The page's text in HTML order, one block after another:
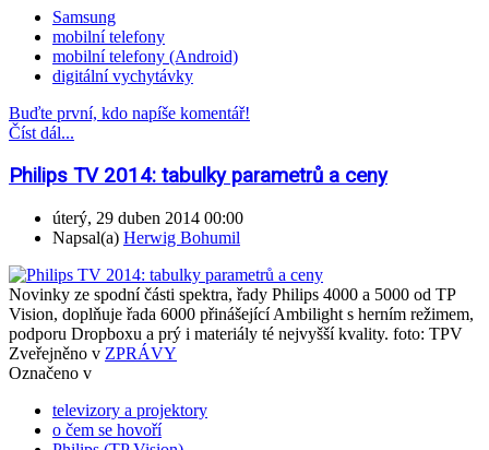
Samsung
mobilní telefony
mobilní telefony (Android)
digitální vychytávky
Buďte první, kdo napíše komentář!
Číst dál...
Philips TV 2014: tabulky parametrů a ceny
úterý, 29 duben 2014 00:00
Napsal(a) Herwig Bohumil
Novinky ze spodní části spektra, řady Philips 4000 a 5000 od TP
Vision, doplňuje řada 6000 přinášející Ambilight s herním režimem,
podporu Dropboxu a prý i materiály té nejvyšší kvality. foto: TPV
Zveřejněno v ZPRÁVY
Označeno v
televizory a projektory
o čem se hovoří